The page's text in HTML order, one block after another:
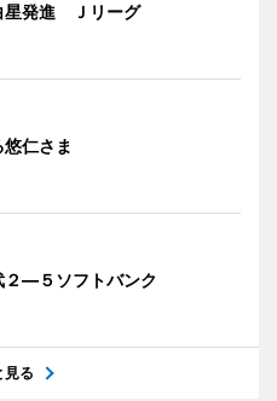
星発進 Ｊリーグ
仁さま
２―５ソフトバンク
見る